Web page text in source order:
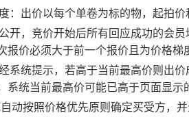
：出价以每个单卷为标的物，起拍
开，竞价开始后所有回应成功的会
报价必须大于前一个报价且为价格
系统提示，若高于当前最高价则出
系统当前最高价可能已高于页面显示
动按照价格优先原则确定买受方，